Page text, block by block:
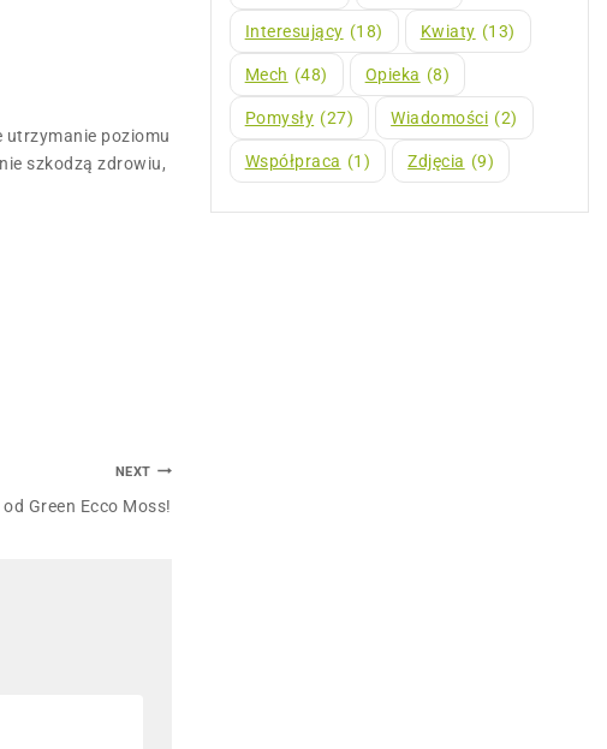
utrzymanie poziomu
szkodzą zdrowiu,
NEXT
Green Ecco Moss!
Interesujący (18) Kwiaty (13)
Mech (48) Opieka (8)
Pomysły (27) Wiadomości (2)
Współpraca (1) Zdjęcia (9)